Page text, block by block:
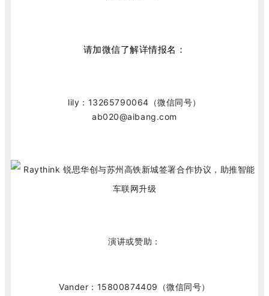
请加微信了解详情报名：
lily：13265790064（微信同号）
ab020@aibang.com
演讲或赞助：
Vander：15800874409（微信同号）